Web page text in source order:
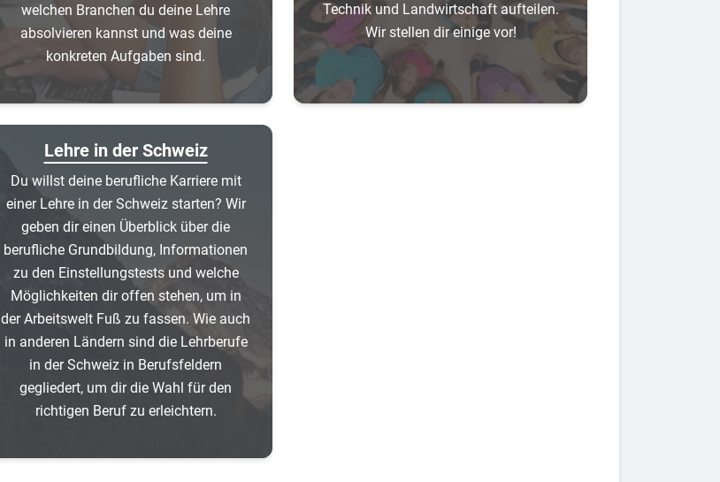
welchen Branchen du deine Lehre
absolvieren kannst und was deine
konkreten Aufgaben sind.
Technik und Landwirtschaft aufteilen.
Wir stellen dir einige vor!
Lehre in der Schweiz
Du willst deine berufliche Karriere mit
einer Lehre in der Schweiz starten? Wir
geben dir einen Überblick über die
berufliche Grundbildung, Informationen
zu den Einstellungstests und welche
Möglichkeiten dir offen stehen, um in
der Arbeitswelt Fuß zu fassen. Wie auch
in anderen Ländern sind die Lehrberufe
in der Schweiz in Berufsfeldern
gegliedert, um dir die Wahl für den
richtigen Beruf zu erleichtern.